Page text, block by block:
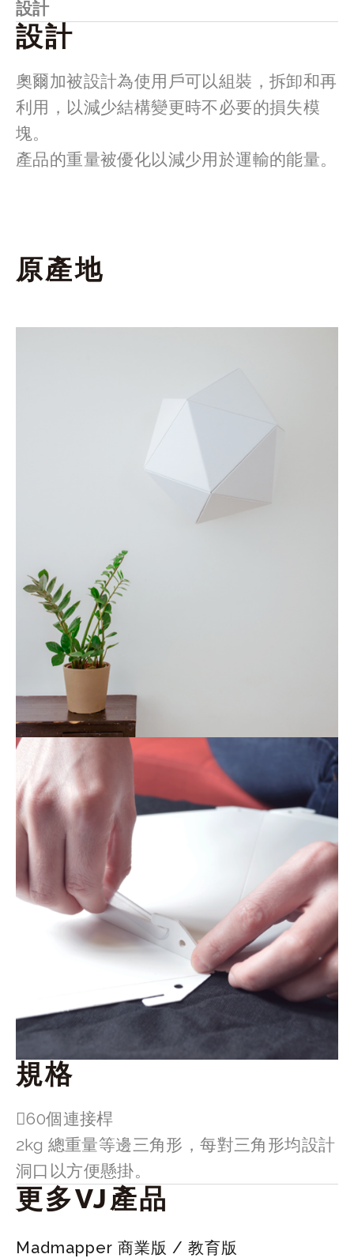
設計
設計
奧爾加被設計為使用戶可以組裝，拆卸和再
利用，以減少結構變更時不必要的損失模
塊。
產品的重量被優化以減少用於運輸的能量。
原產地
規格
60個連接桿
2kg 總重量等邊三角形，每對三角形均設計
洞口以方便懸掛。
更多VJ產品
Madmapper 商業版 / 教育版